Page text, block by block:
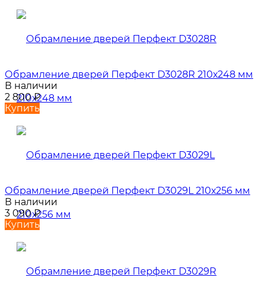
Обрамление дверей Перфект D3028R 210х248 мм
В наличии
2 800₽
Купить
Обрамление дверей Перфект D3029L 210х256 мм
В наличии
3 090₽
Купить